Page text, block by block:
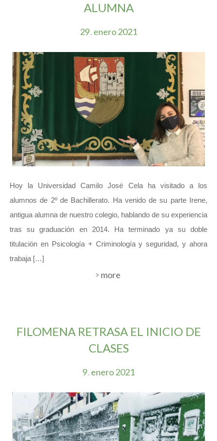
ALUMNA
29. enero2021
Hoy la Universidad Camilo José Cela ha visitado a los
alumnos de 2º de Bachillerato. Ha venido de su parte Irene,
antigua alumna de nuestro colegio, hablando de su experiencia
tras su graduación en 2014. Ha terminado ya su doble
titulación en Psicología + Criminología y seguridad, y ahora
trabaja […]
more
FILOMENA RETRASA EL INICIO DE
CLASES
9. enero2021